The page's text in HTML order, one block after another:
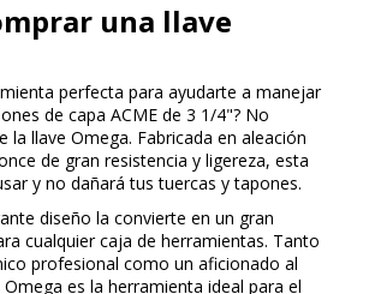
una llave
perfecta para ayudarte a manejar
de capa ACME de 3 1/4"? No
la llave Omega. Fabricada en aleación
de gran resistencia y ligereza, esta
y no dañará tus tuercas y tapones.
diseño la convierte en un gran
cualquier caja de herramientas. Tanto
profesional como un aficionado al
es la herramienta ideal para el